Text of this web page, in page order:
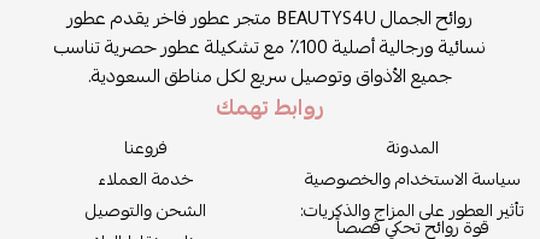
روائح الجمال BEAUTYS4U متجر عطور فاخر يقدم عطور
نسائية ورجالية أصلية 100٪ مع تشكيلة عطور حصرية تناسب
جميع الأذواق وتوصيل سريع لكل مناطق السعودية.
روابط تهمك
المدونة
سياسة الاستخدام والخصوصية
تأثير العطور على المزاج والذكريات:
قوة روائح تحكي قصصاً
فروعنا
خدمة العملاء
الشحن والتوصيل